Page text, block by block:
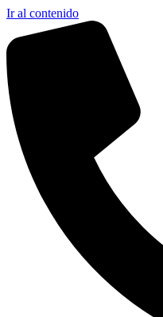
Ir al contenido